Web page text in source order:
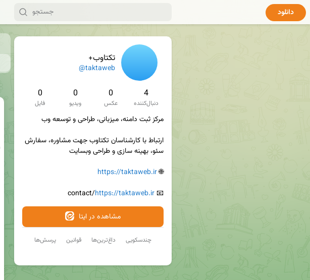
تکتاوب+
@taktaweb
4
دنبال‌کننده
0
عکس
0
ویدیو
0
فایل
🌐
https://taktaweb.ir
📧
https://taktaweb.ir
/contact
مشاهده در ایتا
پرسش‌ها قوانین داغ‌ترین‌ها چندسکویی
دانلود